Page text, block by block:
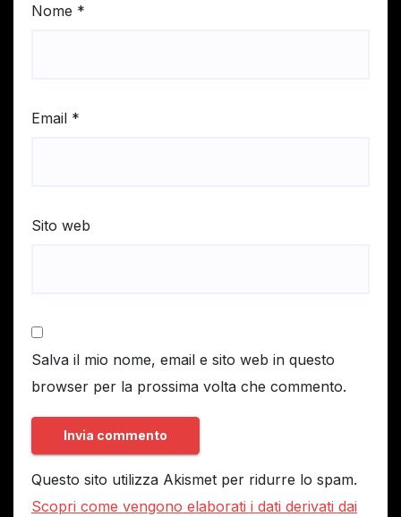
Nome *
Email *
Sito web
Salva il mio nome, email e sito web in questo
browser per la prossima volta che commento.
Questo sito utilizza Akismet per ridurre lo spam.
Scopri come vengono elaborati i dati derivati dai